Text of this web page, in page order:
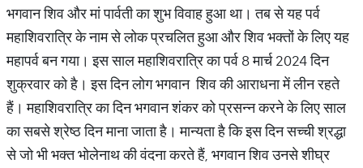
भगवान शिव और मां पार्वती का शुभ विवाह हुआ था। तब से यह पर्व
महाशिवरात्रि के नाम से लोक प्रचलित हुआ और शिव भक्तों के लिए यह
महापर्व बन गया। इस साल महाशिवरात्रि का पर्व 8 मार्च 2024 दिन
शुक्रवार को है। इस दिन लोग भगवान शिव की आराधना में लीन रहते
हैं। महाशिवरात्रि का दिन भगवान शंकर को प्रसन्न करने के लिए साल
का सबसे श्रेष्ठ दिन माना जाता है। मान्यता है कि इस दिन सच्ची श्रद्धा
से जो भी भक्त भोलेनाथ की वंदना करते हैं, भगवान शिव उनसे शीघ्र